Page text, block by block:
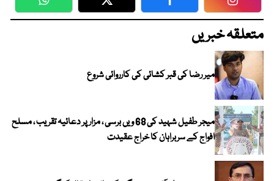
WhatsApp Twitter Facebook
متعلقہ خبریں
میر رضا کی قبر کشائی کی کارروائی شروع
میجر طفیل شہید کی 68 ویں برسی ، مزار پر دعائیہ تقریب ، مسلح
افواج کے سربراہان کا خراج عقیدت